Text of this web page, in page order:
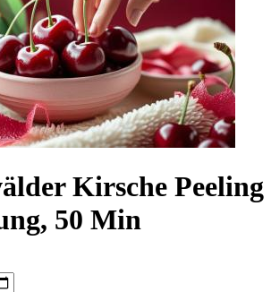
Kirsche Peeling
50 Min